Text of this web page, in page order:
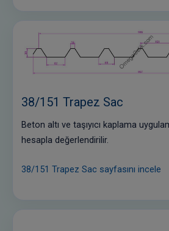
38/151 Trapez Sac
Beton altı ve taşıyıcı kaplama
hesapla değerlendirilir.
38/151 Trapez Sac sayfasını incele